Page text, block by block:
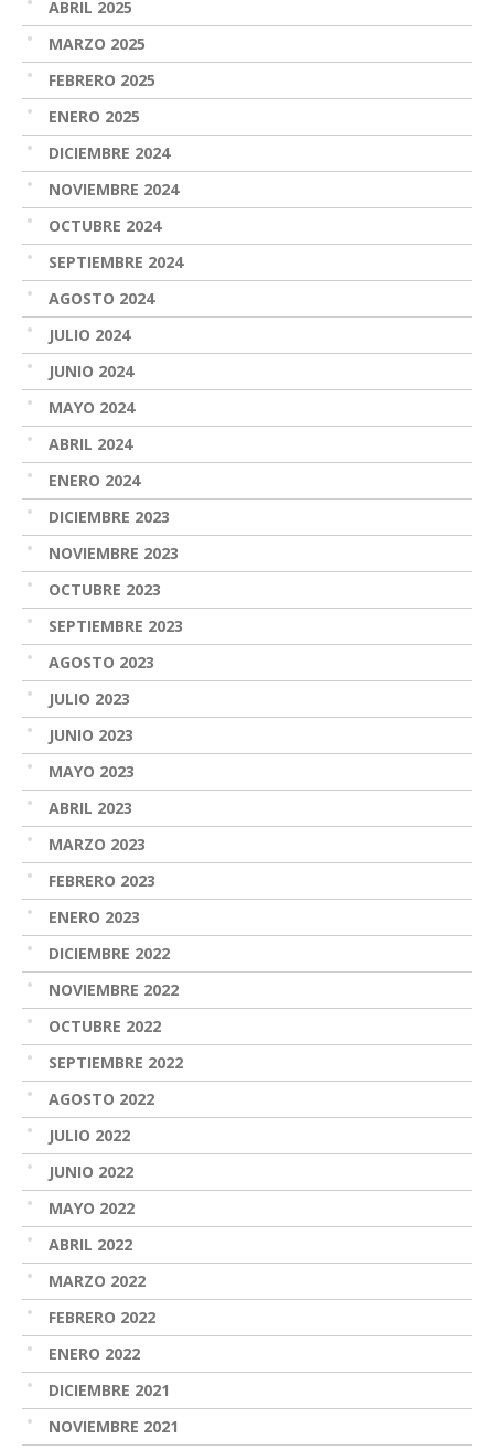
ABRIL 2025
MARZO 2025
FEBRERO 2025
ENERO 2025
DICIEMBRE 2024
NOVIEMBRE 2024
OCTUBRE 2024
SEPTIEMBRE 2024
AGOSTO 2024
JULIO 2024
JUNIO 2024
MAYO 2024
ABRIL 2024
ENERO 2024
DICIEMBRE 2023
NOVIEMBRE 2023
OCTUBRE 2023
SEPTIEMBRE 2023
AGOSTO 2023
JULIO 2023
JUNIO 2023
MAYO 2023
ABRIL 2023
MARZO 2023
FEBRERO 2023
ENERO 2023
DICIEMBRE 2022
NOVIEMBRE 2022
OCTUBRE 2022
SEPTIEMBRE 2022
AGOSTO 2022
JULIO 2022
JUNIO 2022
MAYO 2022
ABRIL 2022
MARZO 2022
FEBRERO 2022
ENERO 2022
DICIEMBRE 2021
NOVIEMBRE 2021